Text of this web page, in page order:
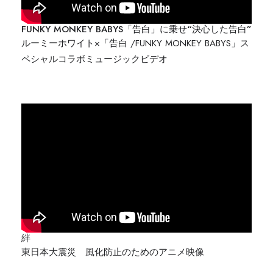
FUNKY MONKEY BABYS「告白」に乗せ“決心した告白”
ルーミーホワイト×「告白 /FUNKY MONKEY BABYS」ス
ペシャルコラボミュージックビデオ
絆
東日本大震災 風化防止のためのアニメ映像